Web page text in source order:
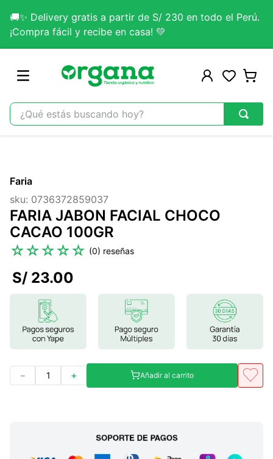
🚚✨ Delivery gratis a partir de S/ 230 en todo el Perú.
¡Compra fácil y recibe en casa! 💚
¿Qué estás buscando hoy?
2.
3.
colageno
4.
kefir
5 .
glicinato magnesio
stevia
9.
ashwagandha
Faria
sku: 0736372859037
FARIA JABON FACIAL CHOCO
CACAO 100GR
☆☆☆☆☆ (0)
S/ 23.00
＋
－ Añadir al carrito